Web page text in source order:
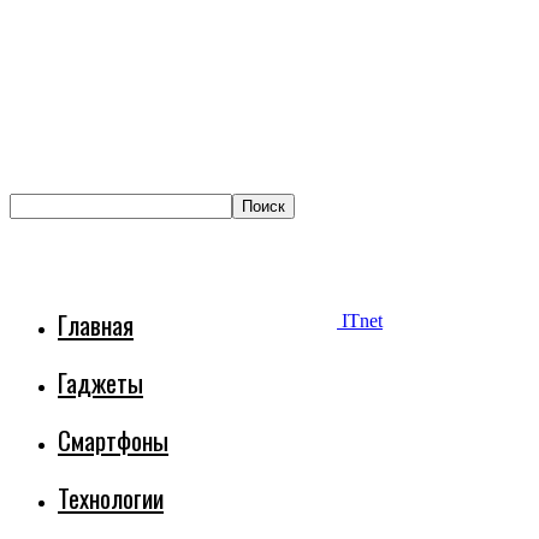
ITnet
Главная
Гаджеты
Смартфоны
Технологии